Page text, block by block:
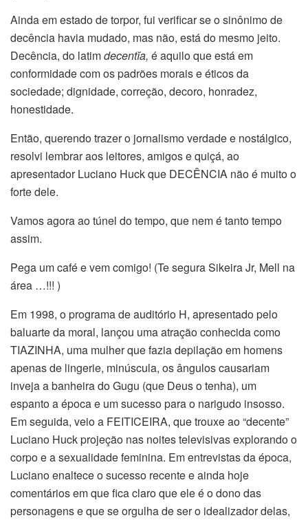
Ainda em estado de torpor, fui verificar se o sinônimo de
decência havia mudado, mas não, está do mesmo jeito.
Decência, do latimdecentĭa, é aquilo que está em
conformidade com os padrões morais e éticos da
sociedade; dignidade, correção, decoro, honradez,
honestidade.
Então, querendo trazer o jornalismo verdade e nostálgico,
resolvi lembrar aos leitores, amigos e quiçá, ao
apresentador Luciano Huck que DECÊNCIA não é muito o
forte dele.
Vamos agora ao túnel do tempo, que nem é tanto tempo
assim.
Pega um café e vem comigo! (Te segura Sikeira Jr, Mell na
área …!!! )
Em 1998, o programa de auditório H, apresentado pelo
baluarte da moral, lançou uma atração conhecida como
TIAZINHA, uma mulher que fazia depilação em homens
apenas de lingerie, minúscula, os ângulos causariam
inveja a banheira do Gugu (que Deus o tenha), um
espanto a época e um sucesso para o narigudo insosso.
Em seguida, veio a FEITICEIRA, que trouxe ao “decente”
Luciano Huck projeção nas noites televisivas explorando o
corpo e a sexualidade feminina. Em entrevistas da época,
Luciano enaltece o sucesso recente e ainda hoje
comentários em que fica claro que ele é o dono das
personagens e que se orgulha de ser o idealizador delas,